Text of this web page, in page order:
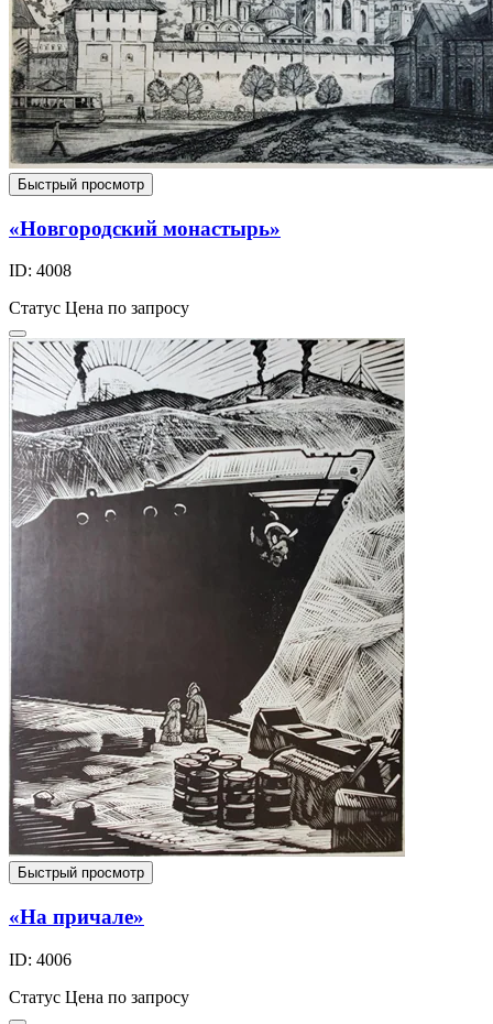
Быстрый просмотр
«Новгородский монастырь»
ID: 4008
Статус Цена по запросу
Быстрый просмотр
«На причале»
ID: 4006
Статус Цена по запросу